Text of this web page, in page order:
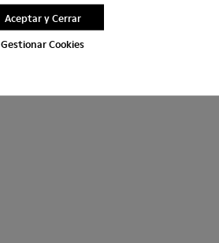
Gestionar Cookies
Aceptar y Cerrar